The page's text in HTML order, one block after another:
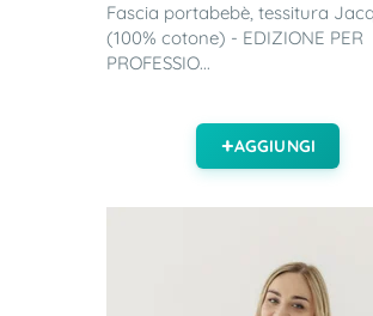
Fascia portabebè, tessitura
(100% cotone) - EDIZIONE PER
PROFESSIO...
AGGIUNGI